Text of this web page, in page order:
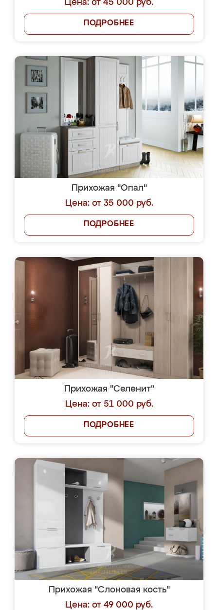
Цена: от 45 000 руб.
ПОДРОБНЕЕ
Прихожая "Опал"
Цена: от 35 000 руб.
ПОДРОБНЕЕ
Прихожая "Селенит"
Цена: от 51 000 руб.
ПОДРОБНЕЕ
Прихожая "Слоновая кость"
Цена: от 49 000 руб.